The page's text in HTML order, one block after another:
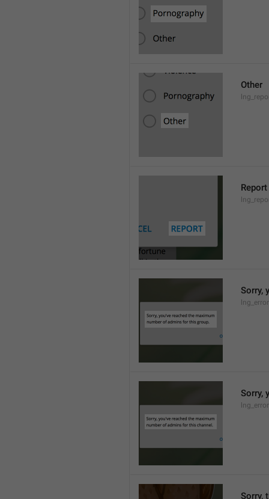
Other
Report
Sorry,
Sorry,
Sorry,